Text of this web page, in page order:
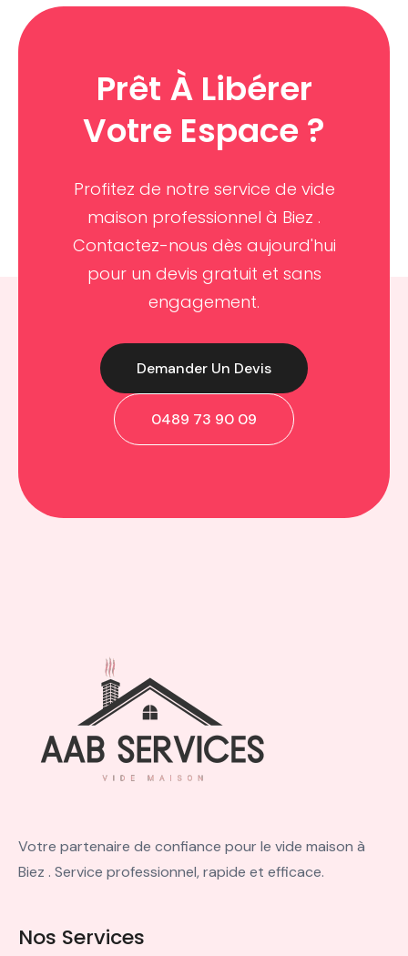
Prêt À Libérer
Votre Espace ?
Profitez de notre service de vide
maison professionnel à Biez .
Contactez-nous dès aujourd'hui
pour un devis gratuit et sans
engagement.
Demander Un Devis
0489 73 90 09
Votre partenaire de confiance pour le vide maison à
Biez . Service professionnel, rapide et efficace.
Nos Services